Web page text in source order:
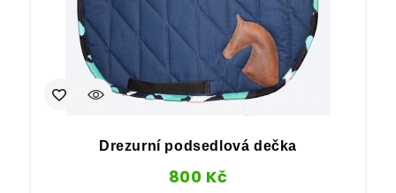
Drezurní podsedlová dečka
800 Kč